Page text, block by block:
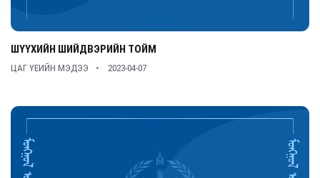
ШҮҮХИЙН ШИЙДВЭРИЙН ТОЙМ
ЦАГ ҮЕИЙН МЭДЭЭ 2023-04-07